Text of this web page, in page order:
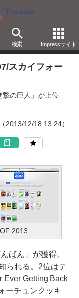
Translate
検索 Impressサイト
スカイフォー
の巨人」が上位
（2013/12/18 13:24）
2013
ばん」が獲得。
られる。2位はテ
Ever Getting Back
ーチュンクッキ